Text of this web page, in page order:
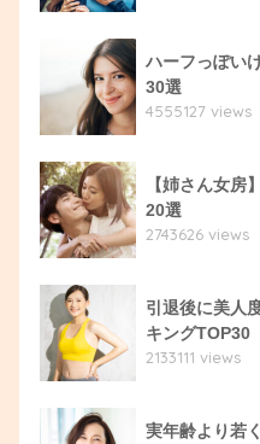
ハーフっぽい
30選
4555127 views
【姉さん女房
20選
2743626 views
引退後に美人
キングTOP30
2133111 views
実年齢より若